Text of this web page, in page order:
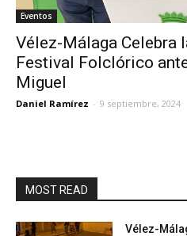
Eventos
Vélez-Málaga Celebra
Festival Folclórico
Miguel
Daniel Ramírez - 9 septiembre, 2024
MOST READ
Vélez-